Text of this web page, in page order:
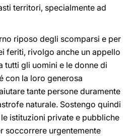
territori, specialmente ad
riposo degli scomparsi e per
feriti, rivolgo anche un appello
tutti gli uomini e le donne di
con la loro generosa
tante persone duramente
naturale. Sostengo quindi
istituzioni private e pubbliche
soccorrere urgentemente